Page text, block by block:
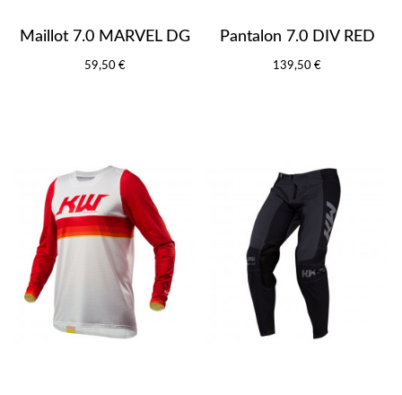
Maillot 7.0 MARVEL DG
59,50 €
Pantalon 7.0 DIV RED
139,50 €